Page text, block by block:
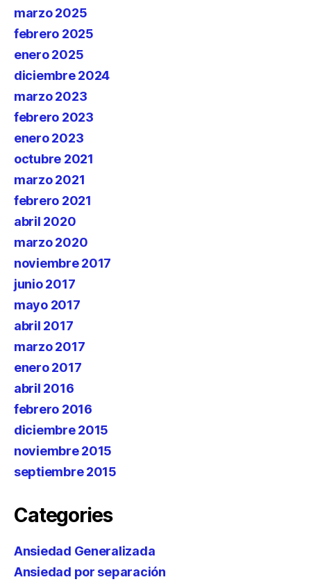
marzo 2025
febrero 2025
enero 2025
diciembre 2024
marzo 2023
febrero 2023
enero 2023
octubre 2021
marzo 2021
febrero 2021
abril 2020
marzo 2020
noviembre 2017
junio 2017
mayo 2017
abril 2017
marzo 2017
enero 2017
abril 2016
febrero 2016
diciembre 2015
noviembre 2015
septiembre 2015
Categories
Ansiedad Generalizada
Ansiedad por separación